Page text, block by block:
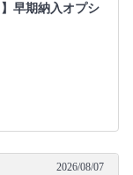
】早期納入オプシ
2026/08/07